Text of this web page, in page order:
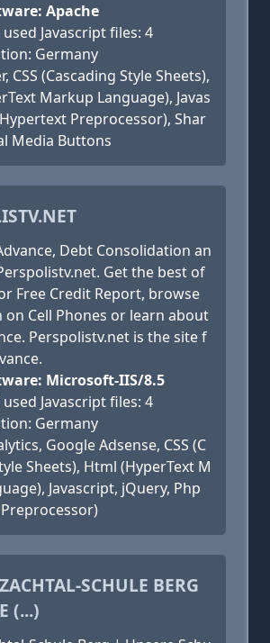
Apache
Javascript files: 4
Germany
CSS (Cascading Style Sheets),
Markup Language), Javas
Preprocessor), Shar
Media Buttons
Debt Consolidation an
Get the best of
Free Credit Report, browse
on Cell Phones or learn about
Perspolistv.net is the site f
Microsoft-IIS/8.5
Javascript files: 4
Germany
Google Adsense, CSS (C
Sheets), Html (HyperText M
Javascript, jQuery, Php
SCHULE BERG
(...)